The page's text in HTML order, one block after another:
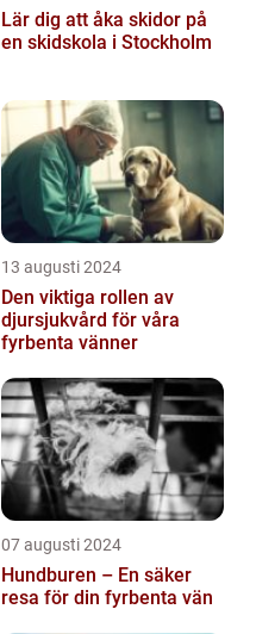
Lär dig att åka skidor på
en skidskola i Stockholm
13 augusti 2024
Den viktiga rollen av
djursjukvård för våra
fyrbenta vänner
07 augusti 2024
Hundburen – En säker
resa för din fyrbenta vän